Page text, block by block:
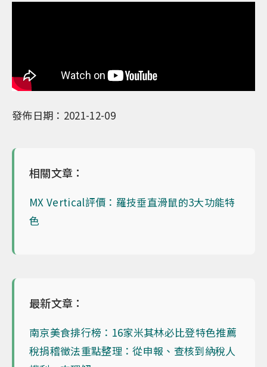
發佈日期：2021-12-09
相關文章：
MX Vertical評價：羅技垂直滑鼠的3大功能特
色
最新文章：
南京美食排行榜：16家米其林必比登特色推薦
稅捐稽徵法重點整理：從申報、查核到納稅人